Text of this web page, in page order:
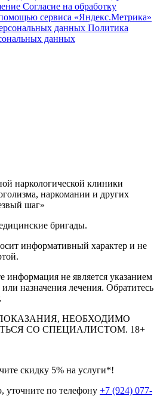
Согласие на обработку
сервиса «Яндекс.Метрика»
данных Политика
данных
наркологической клиники
наркомании и других
шаг»
бригады.
информативный характер и не
информация не является указанием
назначения лечения. Обратитесь
НЕОБХОДИМО
СО СПЕЦИАЛИСТОМ. 18+
скидку 5% на услуги*!
уточните по телефону +7 (924) 077-